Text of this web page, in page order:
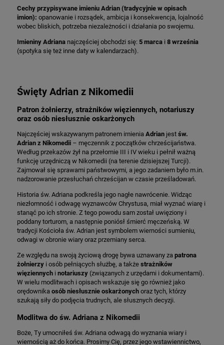
Cechy przypisywane imieniu Adrian (tradycyjnie w opisach
imion): opanowanie i rozsądek, ambicja i konsekwencja, lojalność
wobec bliskich, potrzeba niezależności i działania po swojemu.
Imieniny Adriana najczęściej obchodzi się: 5 marca i 8 września
(spotyka się też inne daty w kalendarzach).
Święty Adrian z Nikomedii
Patron żołnierzy, strażników więziennych, notariuszy
oraz osób niesłusznie oskarżonych
Najczęściej wskazywanym patronem imienia Adrian jest św.
Adrian z Nikomedii – męczennik z początków chrześcijaństwa.
Według przekazów żył na przełomie III i IV wieku i pełnił ważną
funkcję urzędniczą w Nikomedii (na terenie dzisiejszej Turcji).
Zajmował się sprawami państwowymi, a jego zadaniem było m.in.
nadzorowanie przesłuchań chrześcijan w czasie prześladowań.
Historia św. Adriana podkreśla jego nagłe nawrócenie. Widząc
niezłomność i odwagę wyznawców Chrystusa, miał wyznać wiarę i
stanąć po ich stronie. Z tego powodu sam został uwięziony i
poddany torturom, a następnie poniósł śmierć męczeńską. W
tradycji Kościoła św. Adrian jest symbolem wierności sumieniu,
odwagi w obronie wiary oraz przemiany serca.
Ze względu na swoją życiową drogę bywa uznawany za patrona
żołnierzy i osób pełniących służbę, a także strażników
więziennych i notariuszy (związanych z urzędami i dokumentami).
W wielu modlitwach i opisach wskazuje się go również jako
orędownika osób niesłusznie oskarżonych oraz tych, którzy
szukają siły do podjęcia trudnych, ale słusznych decyzji.
Modlitwa do św. Adriana z Nikomedii
Boże, Ty umocniłeś św. Adriana odwagą do wyznania wiary i
wiernością aż do końca. Prosimy Cię, przez jego wstawiennictwo,